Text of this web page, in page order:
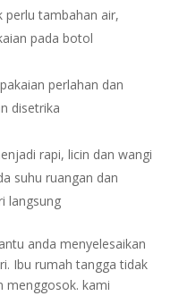
perlu tambahan air,
pada botol
perlahan dan
disetrika
rapi, licin dan wangi
suhu ruangan dan
langsung
anda menyelesaikan
Ibu rumah tangga tidak
menggosok. kami